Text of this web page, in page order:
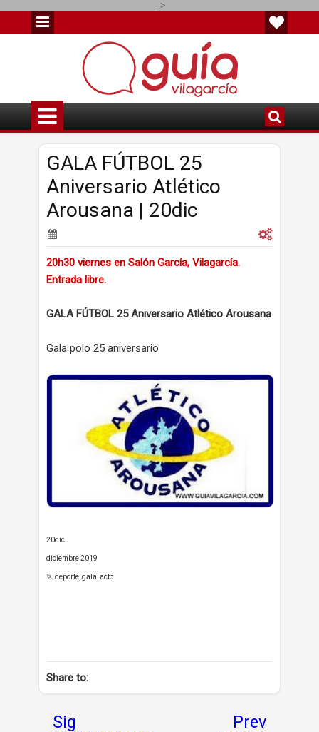
-->
GALA FÚTBOL 25
Aniversario Atlético
Arousana | 20dic
20h30 viernes en Salón García, Vilagarcía.
Entrada libre.
GALA FÚTBOL 25 Aniversario Atlético Arousana
Gala polo 25 aniversario
20dic
diciembre 2019
🏃 deporte, gala, acto
Share to:
Sig Prev